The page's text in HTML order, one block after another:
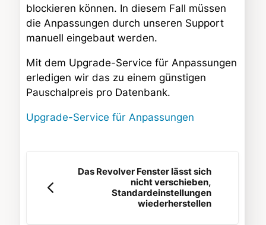
blockieren können. In diesem Fall müssen
die Anpassungen durch unseren Support
manuell eingebaut werden.
Mit dem Upgrade-Service für Anpassungen
erledigen wir das zu einem günstigen
Pauschalpreis pro Datenbank.
Upgrade-Service für Anpassungen
Das Revolver Fenster lässt sich
nicht verschieben,
Standardeinstellungen
wiederherstellen